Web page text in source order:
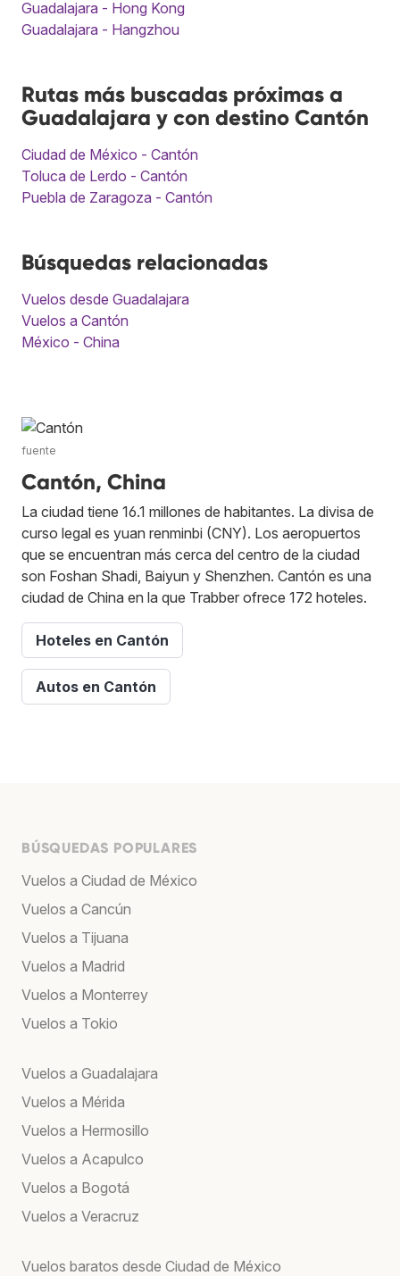
Guadalajara - Hong Kong
Guadalajara - Hangzhou
Rutas más buscadas próximas a
Guadalajara y con destino Cantón
Ciudad de México - Cantón
Toluca de Lerdo - Cantón
Puebla de Zaragoza - Cantón
Búsquedas relacionadas
Vuelos desde Guadalajara
Vuelos a Cantón
México - China
fuente
Cantón, China
La ciudad tiene 16.1 millones de habitantes. La divisa de
curso legal es yuan renminbi (CNY). Los aeropuertos
que se encuentran más cerca del centro de la ciudad
son Foshan Shadi, Baiyun y Shenzhen. Cantón es una
ciudad de China en la que Trabber ofrece 172 hoteles.
Hoteles en Cantón
Autos en Cantón
BÚSQUEDAS POPULARES
Vuelos a Ciudad de México
Vuelos a Cancún
Vuelos a Tijuana
Vuelos a Madrid
Vuelos a Monterrey
Vuelos a Tokio
Vuelos a Guadalajara
Vuelos a Mérida
Vuelos a Hermosillo
Vuelos a Acapulco
Vuelos a Bogotá
Vuelos a Veracruz
Vuelos baratos desde Ciudad de México